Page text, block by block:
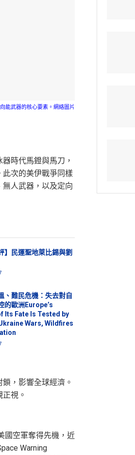
能武器的核心要素。網絡圖片
時代馬鐙與馬刀，
次的美伊戰爭同樣
人武器，以及定向
】民運聖地萊比錫與劉
、難民危機：失去對自
的歐洲Europe’s
Its Fate Is Tested by
Wars, Wildfires
，影響全球經濟。
視。
國空軍奪得先機，近
Warning